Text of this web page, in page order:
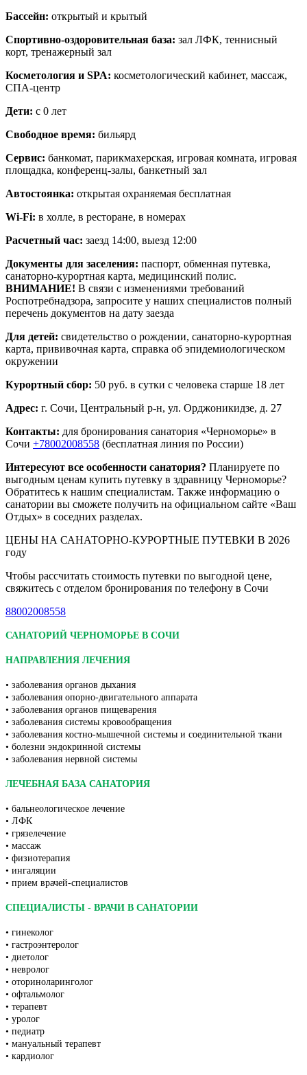
Бассейн: открытый и крытый
Спортивно-оздоровительная база: зал ЛФК, теннисный
корт, тренажерный зал
Косметология и SPA: косметологический кабинет, массаж,
СПА-центр
Дети: с 0 лет
Свободное время: бильярд
Сервис: банкомат, парикмахерская, игровая комната, игровая
площадка, конференц-залы, банкетный зал
Автостоянка: открытая охраняемая бесплатная
Wi-Fi: в холле, в ресторане, в номерах
Расчетный час: заезд 14:00, выезд 12:00
Документы для заселения: паспорт, обменная путевка,
санаторно-курортная карта, медицинский полис.
ВНИМАНИЕ! В связи с изменениями требований
Роспотребнадзора, запросите у наших специалистов полный
перечень документов на дату заезда
Для детей: свидетельство о рождении, санаторно-курортная
карта, прививочная карта, справка об эпидемиологическом
окружении
Курортный сбор: 50 руб. в сутки с человека старше 18 лет
Адрес: г. Сочи, Центральный р-н, ул. Орджоникидзе, д. 27
Контакты: для бронирования санатория «Черноморье» в
Сочи +78002008558 (бесплатная линия по России)
Интересуют все особенности санатория? Планируете по
выгодным ценам купить путевку в здравницу Черноморье?
Обратитесь к нашим специалистам. Также информацию о
санатории вы сможете получить на официальном сайте «Ваш
Отдых» в соседних разделах.
ЦЕНЫ НА САНАТОРНО-КУРОРТНЫЕ ПУТЕВКИ В 2026
году
Чтобы рассчитать стоимость путевки по выгодной цене,
свяжитесь с отделом бронирования по телефону в Сочи
88002008558
САНАТОРИЙ ЧЕРНОМОРЬЕ В СОЧИ
НАПРАВЛЕНИЯ ЛЕЧЕНИЯ
• заболевания органов дыхания
• заболевания опорно-двигательного аппарата
• заболевания органов пищеварения
• заболевания системы кровообращения
• заболевания костно-мышечной системы и соединительной ткани
• болезни эндокринной системы
• заболевания нервной системы
ЛЕЧЕБНАЯ БАЗА САНАТОРИЯ
• бальнеологическое лечение
• ЛФК
• грязелечение
• массаж
• физиотерапия
• ингаляции
• прием врачей-специалистов
СПЕЦИАЛИСТЫ - ВРАЧИ В САНАТОРИИ
• гинеколог
• гастроэнтеролог
• диетолог
• невролог
• оториноларинголог
• офтальмолог
• терапевт
• уролог
• педиатр
• мануальный терапевт
• кардиолог